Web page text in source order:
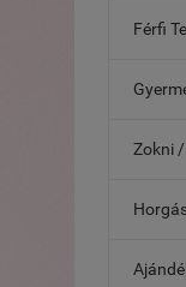
Férfi
Zokni